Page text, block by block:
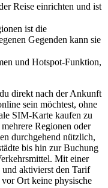
Reise einrichten und ist
ist die
Gegenden kann sie
und Hotspot-Funktion,
direkt nach der Ankunft
sein möchtest, ohne
SIM-Karte kaufen zu
Regionen oder
durchgehend nützlich,
bis hin zur Buchung
Mit einer
aktivierst den Tarif
Ort keine physische